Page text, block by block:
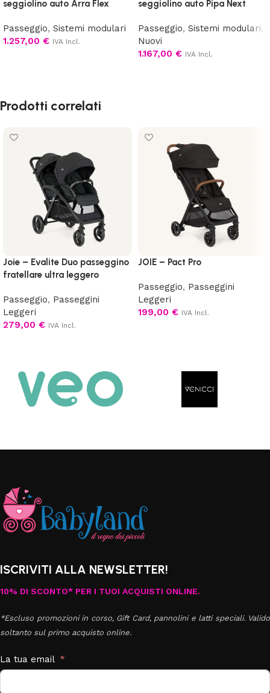
seggiolino auto Arra Flex
Passeggio, Sistemi modulari
1.257,00 € IVA Incl.
seggiolino auto Pipa Next
Passeggio, Sistemi modulari,
Nuovi
1.167,00 € IVA Incl.
Prodotti correlati
Joie – Evalite Duo passeggino
fratellare ultra leggero
Passeggio, Passeggini
Leggeri
279,00 € IVA Incl.
JOIE – Pact Pro
Passeggio, Passeggini
Leggeri
199,00 € IVA Incl.
ISCRIVITI ALLA NEWSLETTER!
10% DI SCONTO* PER I TUOI ACQUISTI ONLINE.
*Escluso promozioni in corso, Gift Card, pannolini e latti speciali. Valido
soltanto sul primo acquisto online.
La tua email